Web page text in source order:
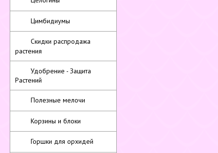
Цимбидиумы
Скидки распродажа
растения
Удобрение - Защита
Растений
Полезные мелочи
Корзины и блоки
Горшки для орхидей